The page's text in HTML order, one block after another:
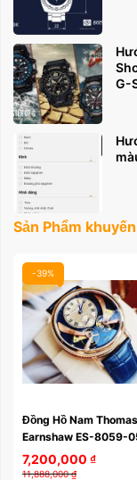
G-
Sản Phẩm
-39%
Đồng Hồ Nam Thomas
Earnshaw ES-8059-
Chính Hãng
7,200,000 ₫
11,888,000 ₫
Màu mặt:
Xóa